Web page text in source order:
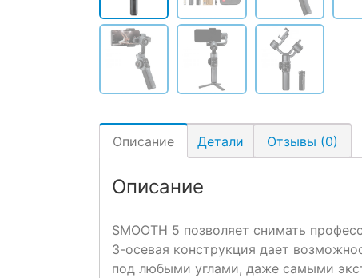
Описание Детали Отзывы (0)
Описание
SMOOTH 5 позволяет снимать
3-осевая конструкция дает
под любыми углами, даже самыми